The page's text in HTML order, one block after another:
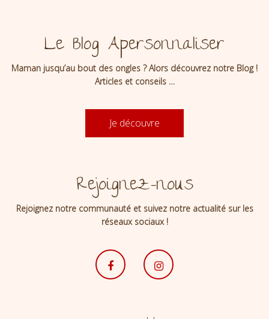
Le Blog Apersonnaliser
Maman jusqu’au bout des ongles ? Alors découvrez notre Blog !
Articles et conseils …
Je découvre
Rejoignez-nous
Rejoignez notre communauté et suivez notre actualité sur les
réseaux sociaux !